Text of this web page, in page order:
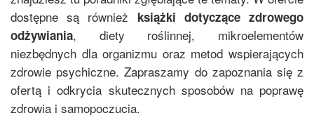
dostępne są również książki dotyczące zdrowego
odżywiania, diety roślinnej, mikroelementów
niezbędnych dla organizmu oraz metod wspierających
zdrowie psychiczne. Zapraszamy do zapoznania się z
ofertą i odkrycia skutecznych sposobów na poprawę
zdrowia i samopoczucia.